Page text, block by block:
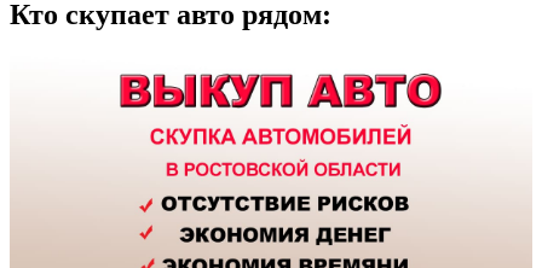
Кто скупает авто рядом: